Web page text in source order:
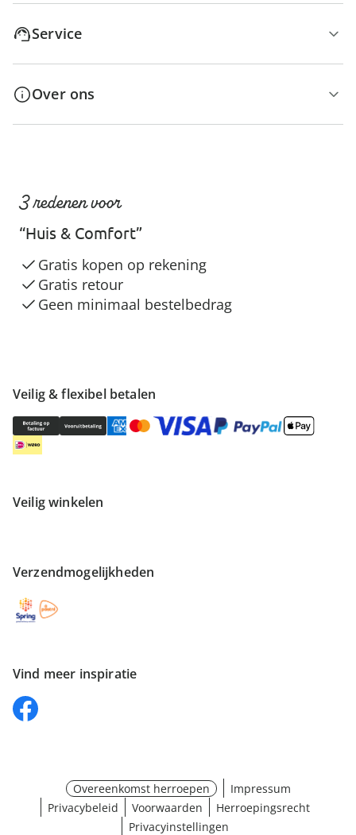
Service
Over ons
Veilig & flexibel betalen
Veilig winkelen
Verzendmogelijkheden
Vind meer inspiratie
3 redenen voor
“Huis & Comfort”
Gratis kopen op rekening
Gratis retour
Geen minimaal bestelbedrag
Overeenkomst herroepen
Impressum
Privacybeleid
Voorwaarden
Herroepingsrecht
Privacyinstellingen